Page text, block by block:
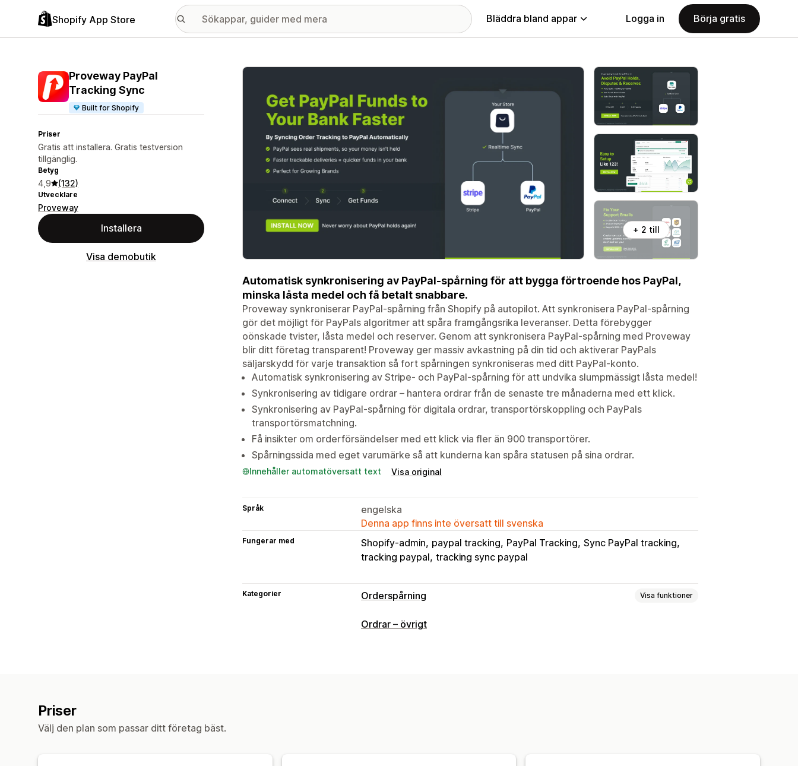
Shopify App Store Bläddra bland appar Logga in Börja gratis
Proveway PayPal
Tracking Sync
Built for Shopify
Priser
Gratis att installera. Gratis testversion
tillgänglig.
Betyg
4,9 (132)
Utvecklare
Proveway
Installera
Visa demobutik
Galleri med utvalda bilder
+ 2 till
Automatisk synkronisering av PayPal-spårning för att bygga förtroende hos PayPal,
minska låsta medel och få betalt snabbare.
Proveway synkroniserar PayPal-spårning från Shopify på autopilot. Att synkronisera PayPal-spårning
gör det möjligt för PayPals algoritmer att spåra framgångsrika leveranser. Detta förebygger
oönskade tvister, låsta medel och reserver. Genom att synkronisera PayPal-spårning med Proveway
blir ditt företag transparent! Proveway ger massiv avkastning på din tid och aktiverar PayPals
säljarskydd för varje transaktion så fort spårningen synkroniseras med ditt PayPal-konto.
Automatisk synkronisering av Stripe- och PayPal-spårning för att undvika slumpmässigt låsta medel!
Synkronisering av tidigare ordrar – hantera ordrar från de senaste tre månaderna med ett klick.
Synkronisering av PayPal-spårning för digitala ordrar, transportörskoppling och PayPals
transportörsmatchning.
Få insikter om orderförsändelser med ett klick via fler än 900 transportörer.
Spårningssida med eget varumärke så att kunderna kan spåra statusen på sina ordrar.
Innehåller automatöversatt text Visa original
Språk
engelska
Denna app finns inte översatt till svenska
Fungerar med Shopify-admin paypal tracking PayPal Tracking Sync PayPal tracking
tracking paypal tracking sync paypal
Kategorier Orderspårning Visa funktioner
Spårning
Ordrar – övrigt
Priser
Välj den plan som passar ditt företag bäst.